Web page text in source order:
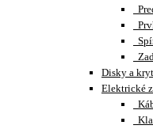
Disky a
Elektrické